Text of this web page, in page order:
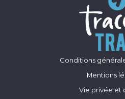
Conditions
Mentions
Vie privée et